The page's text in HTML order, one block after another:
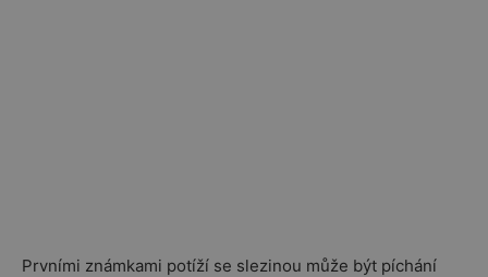
Prvními známkami potíží se slezinou může být píchání